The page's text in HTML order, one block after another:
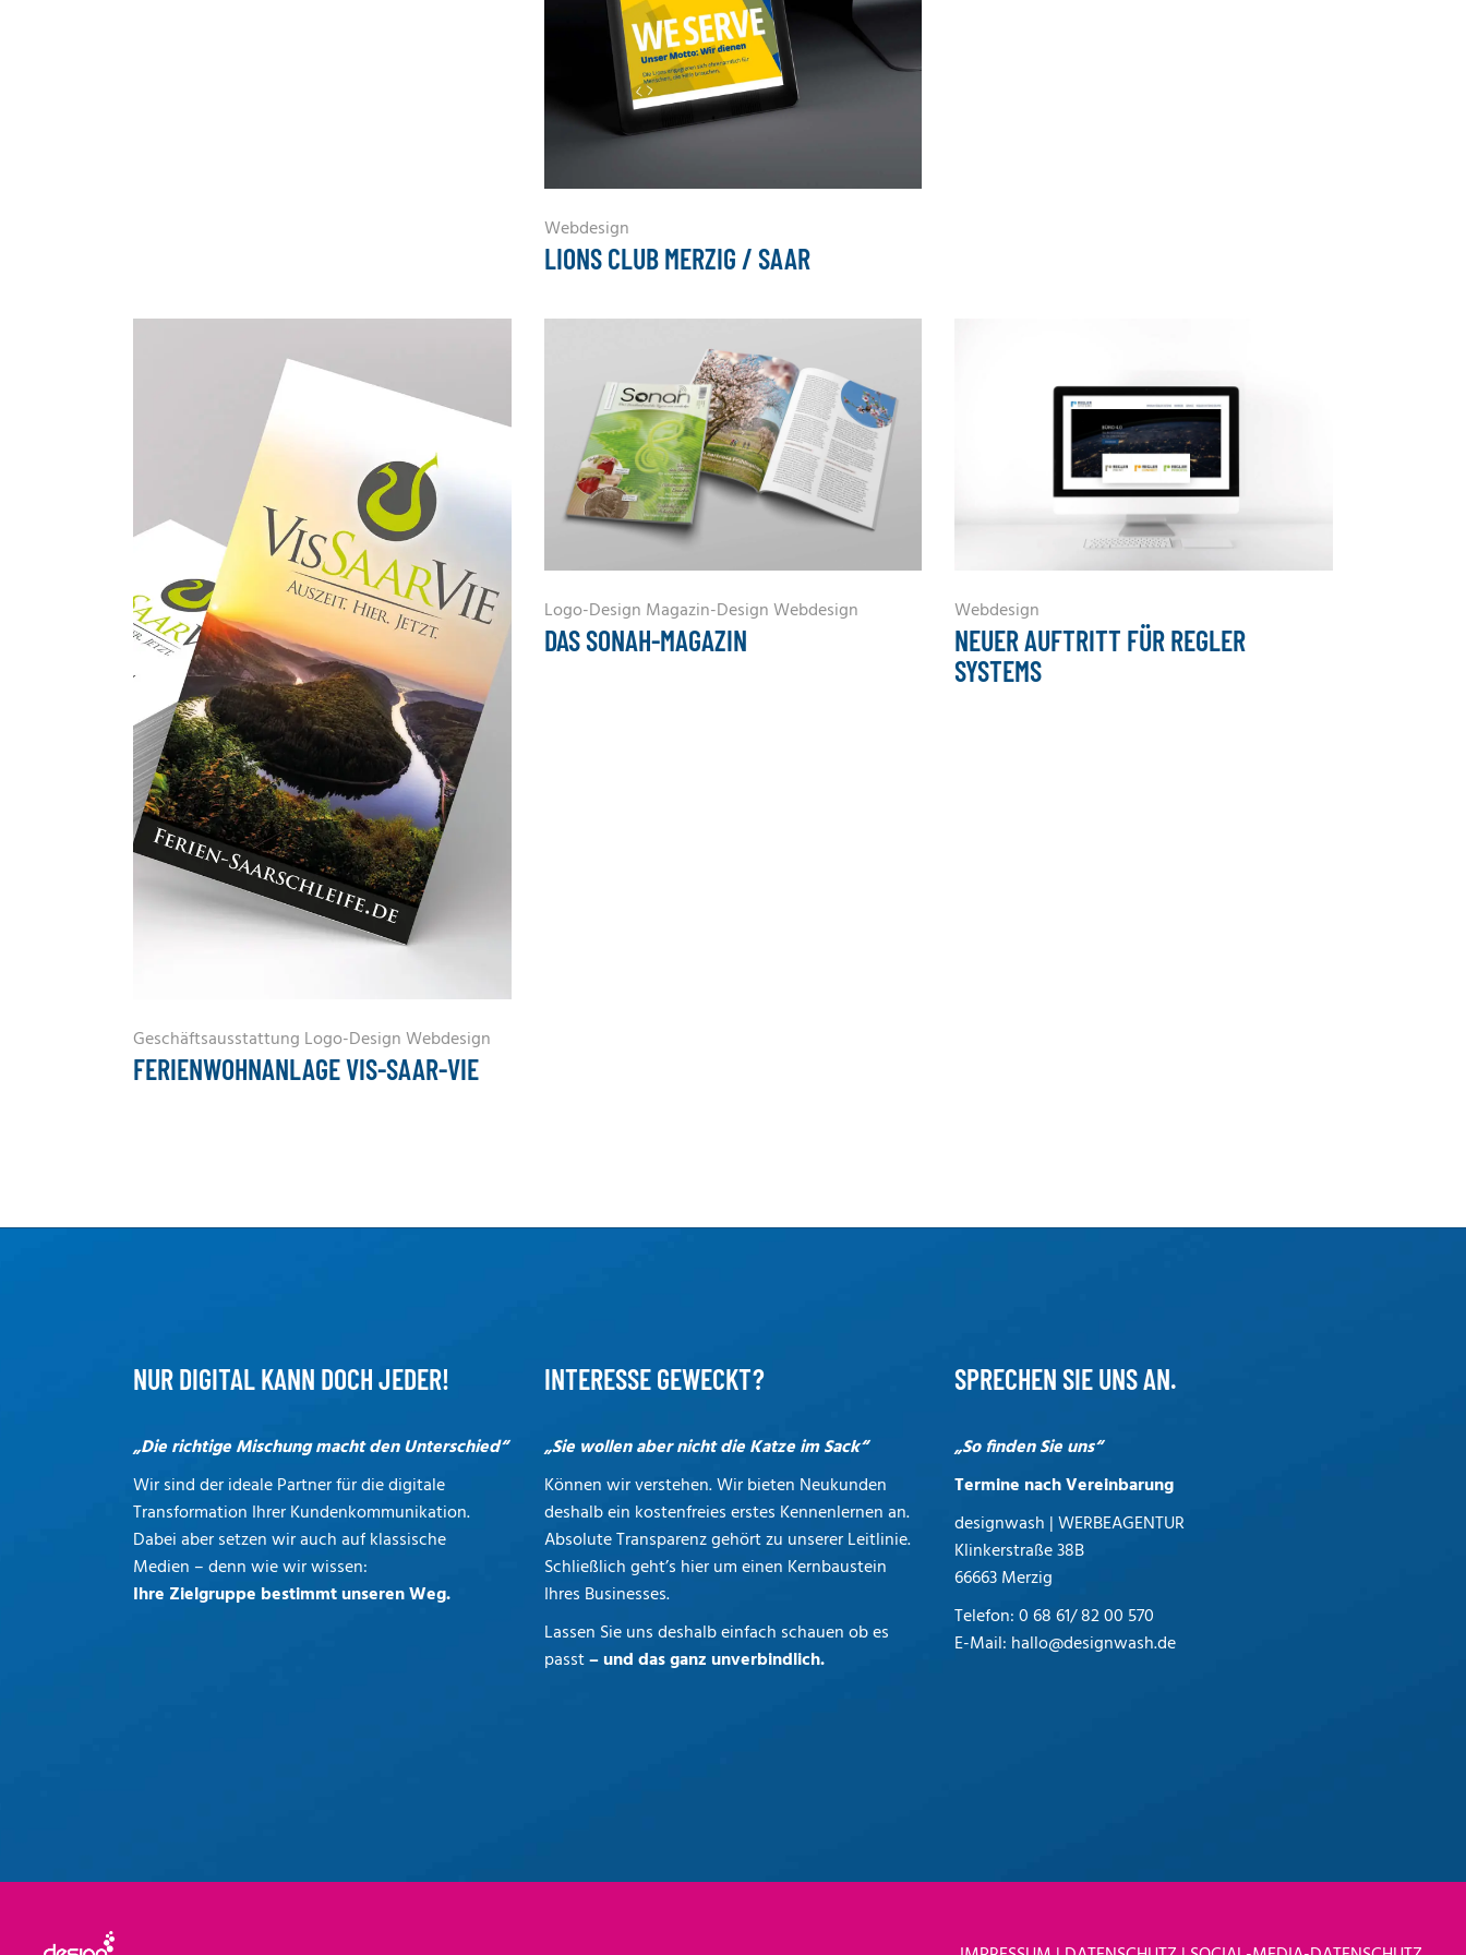
Webdesign
LIONS CLUB MERZIG / SAAR
Geschäftsausstattung Logo-DesignWebdesign
FERIENWOHNANLAGE VIS-SAAR-VIE
Logo-Design Magazin-DesignWebdesign
DAS SONAH-MAGAZIN
Webdesign
NEUER AUFTRITT FÜR REGLER
SYSTEMS
NUR DIGITAL KANN DOCH JEDER!
„Die richtige Mischung macht den Unterschied“
Wir sind der ideale Partner für die digitale
Transformation Ihrer Kundenkommunikation.
Dabei aber setzen wir auch auf klassische
Medien – denn wie wir wissen:
Ihre Zielgruppe bestimmt unseren Weg.
INTERESSE GEWECKT?
„Sie wollen aber nicht die Katze im Sack“
Können wir verstehen. Wir bieten Neukunden
deshalb ein kostenfreies erstes Kennenlernen an.
Absolute Transparenz gehört zu unserer Leitlinie.
Schließlich geht’s hier um einen Kernbaustein
Ihres Businesses.
Lassen Sie uns deshalb einfach schauen ob es
passt– und das ganz unverbindlich.
SPRECHEN SIE UNS AN.
„So finden Sie uns“
Termine nach Vereinbarung
designwash | WERBEAGENTUR
Klinkerstraße 38B
66663 Merzig
Telefon:0 68 61/ 82 00 570
E-Mail: hallo@designwash.de